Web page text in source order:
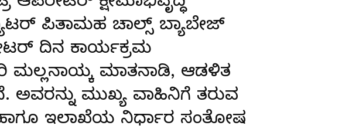
ಪಿತಾಮಹ ಚಾಲ್ಸ್ ಬ್ಯಾಬೇಜ್
ದಿನ ಕಾರ್ಯಕ್ರಮ
ಮಲ್ಲನಾಯ್ಕ ಮಾತನಾಡಿ, ಆಡಳಿತ
ಅವರನ್ನು ಮುಖ್ಯ ವಾಹಿನಿಗೆ ತರುವ
ಹಾಗೂ ಇಲಾಖೆಯ ನಿರ್ಧಾರ ಸಂತೋಷ